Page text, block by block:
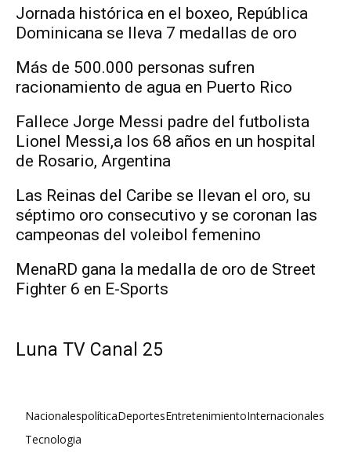
Jornada histórica en el boxeo, República
Dominicana se lleva 7 medallas de oro
Más de 500.000 personas sufren
racionamiento de agua en Puerto Rico
Fallece Jorge Messi padre del futbolista
Lionel Messi,a los 68 años en un hospital
de Rosario, Argentina
Las Reinas del Caribe se llevan el oro, su
séptimo oro consecutivo y se coronan las
campeonas del voleibol femenino
MenaRD gana la medalla de oro de Street
Fighter 6 en E-Sports
Luna TV Canal 25
NacionalespolíticaDeportesEntretenimientoInternacionales
Tecnologia